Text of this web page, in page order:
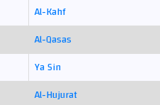
Al-Kahf
Al-Qasas
Ya Sin
Al-Hujurat